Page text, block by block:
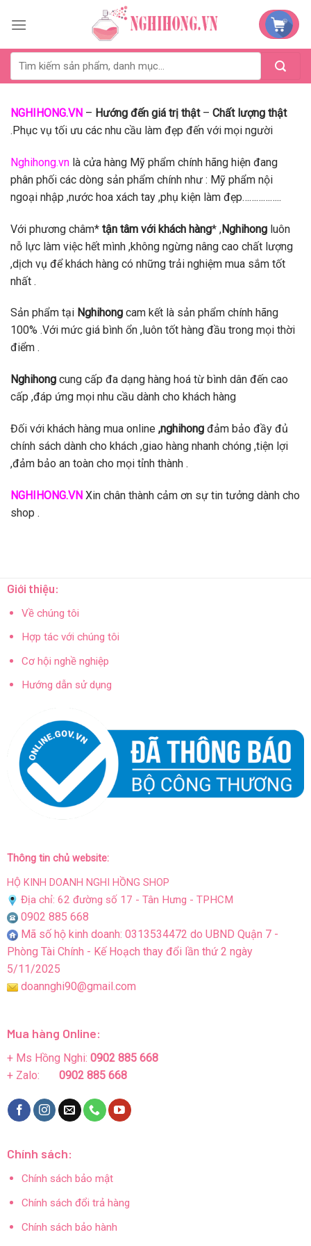
NGHIHONG.VN – Hướng đến giá trị thật– Chất lượng thật
.Phục vụ tối ưu các nhu cầu làm đẹp đến với mọi người
Nghihong.vn là cửa hàng Mỹ phẩm chính hãng hiện đang
phân phối các dòng sản phẩm chính như : Mỹ phẩm nội
ngoại nhập ,nước hoa xách tay ,phụ kiện làm đẹp……………..
Với phương châm* tận tâm với khách hàng* ,Nghihong luôn
nỗ lực làm việc hết mình ,không ngừng nâng cao chất lượng
,dịch vụ để khách hàng có những trải nghiệm mua sắm tốt
nhất .
Sản phẩm tại Nghihong cam kết là sản phẩm chính hãng
100% .Với mức giá bình ổn ,luôn tốt hàng đầu trong mọi thời
điểm .
Nghihong cung cấp đa dạng hàng hoá từ bình dân đến cao
cấp ,đáp ứng mọi nhu cầu dành cho khách hàng
Đối với khách hàng mua online ,nghihong đảm bảo đầy đủ
chính sách dành cho khách ,giao hàng nhanh chóng ,tiện lợi
,đảm bảo an toàn cho mọi tỉnh thành .
NGHIHONG.VN Xin chân thành cảm ơn sự tin tưởng dành cho
shop .
Giới thiệu:
Về chúng tôi
Hợp tác với chúng tôi
Cơ hội nghề nghiệp
Hướng dẫn sử dụng
Thông tin chủ website:
HỘ KINH DOANH NGHI HỒNG SHOP
Địa chỉ: 62 đường số 17 - Tân Hưng - TPHCM
0902 885 668
Mã số hộ kinh doanh: 0313534472 do UBND Quận 7 -
Phòng Tài Chính - Kế Hoạch thay đổi lần thứ 2 ngày
5/11/2025
doannghi90@gmail.com
Mua hàng Online:
+ Ms Hồng Nghi: 0902 885 668
+ Zalo: 0902 885 668
Chính sách:
Chính sách bảo mật
Chính sách đổi trả hàng
Chính sách bảo hành